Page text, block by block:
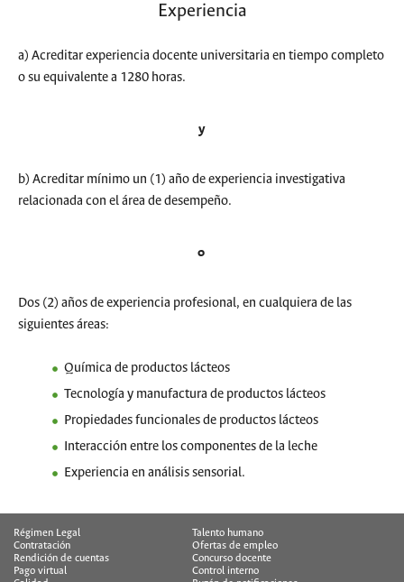
Experiencia
a) Acreditar experiencia docente universitaria en tiempo completo
o su equivalente a 1280 horas.
y
b) Acreditar mínimo un (1) año de experiencia investigativa
relacionada con el área de desempeño.
o
Dos (2) años de experiencia profesional, en cualquiera de las
siguientes áreas:
Química de productos lácteos
Tecnología y manufactura de productos lácteos
Propiedades funcionales de productos lácteos
Interacción entre los componentes de la leche
Experiencia en análisis sensorial.
Régimen Legal
Talento humano
Contratación
Ofertas de empleo
Rendición de cuentas
Concurso docente
Pago virtual
Control interno